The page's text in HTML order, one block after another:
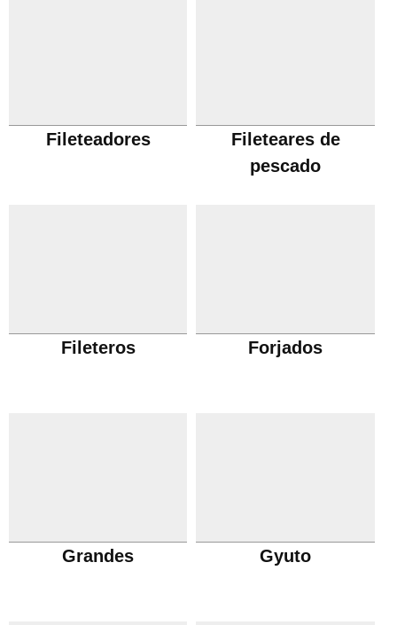
Fileteadores
Fileteares de
pescado
Fileteros Forjados
Grandes Gyuto